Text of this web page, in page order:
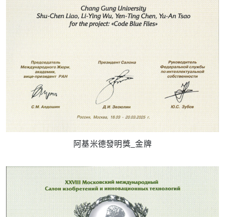
阿基米德發明獎_金牌